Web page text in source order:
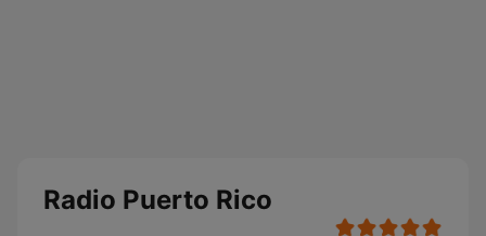
Radio Puerto Rico